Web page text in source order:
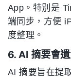
App。特別是
端同步，方便
度整理。
6. AI 摘要會
AI 摘要旨在提